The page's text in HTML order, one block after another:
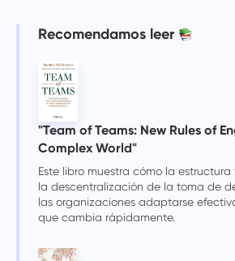
Recomendamos leer
"Team of Teams: New Rules of
Complex World"
Este libro muestra cómo la
la descentralización de la toma de
las organizaciones adaptarse
que cambia rápidamente.